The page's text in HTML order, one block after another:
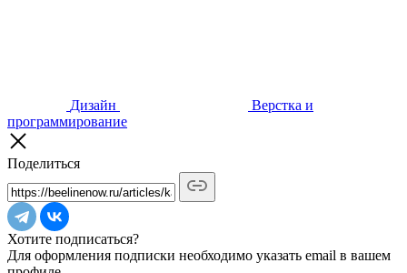
Дизайн
Верстка и
программирование
Поделиться
Хотите подписаться?
Для оформления подписки необходимо указать email в вашем